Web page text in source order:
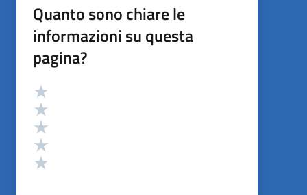
Quanto sono chiare le
informazioni su questa
pagina?
Valutazione